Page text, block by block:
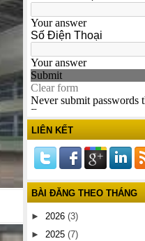
LIÊN KẾT
BÀI ĐĂNG THEO THÁNG
► 2026 (3)
► 2025 (7)